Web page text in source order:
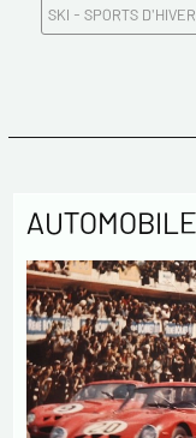
Confirmez votre
Politique de
SKI - SPORTS